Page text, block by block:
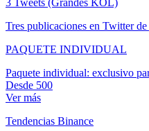
3 Tweets (Grandes KOL)
Tres publicaciones en Twitter
PAQUETE INDIVIDUAL
Paquete individual: exclusivo
Desde 500
Ver más
Tendencias Binance